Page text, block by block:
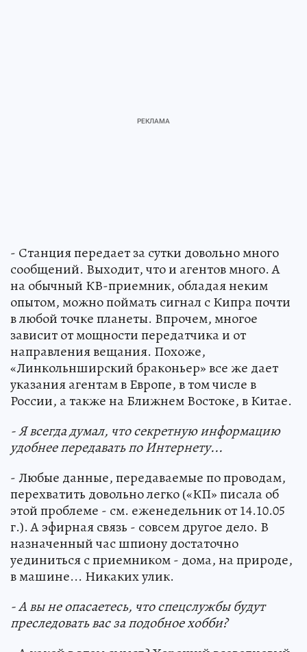
- Станция передает за сутки довольно много
сообщений. Выходит, что и агентов много. А
на обычный КВ-приемник, обладая неким
опытом, можно поймать сигнал с Кипра почти
в любой точке планеты. Впрочем, многое
зависит от мощности передатчика и от
направления вещания. Похоже,
«Линкольнширский браконьер» все же дает
указания агентам в Европе, в том числе в
России, а также на Ближнем Востоке, в Китае.
- Я всегда думал, что секретную информацию
удобнее передавать по Интернету...
- Любые данные, передаваемые по проводам,
перехватить довольно легко («КП» писала об
этой проблеме - см. еженедельник от 14.10.05
г.). А эфирная связь - совсем другое дело. В
назначенный час шпиону достаточно
уединиться с приемником - дома, на природе,
в машине... Никаких улик.
- А вы не опасаетесь, что спецслужбы будут
преследовать вас за подобное хобби?